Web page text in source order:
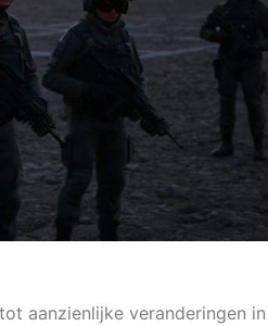
aanzienlijke veranderingen in